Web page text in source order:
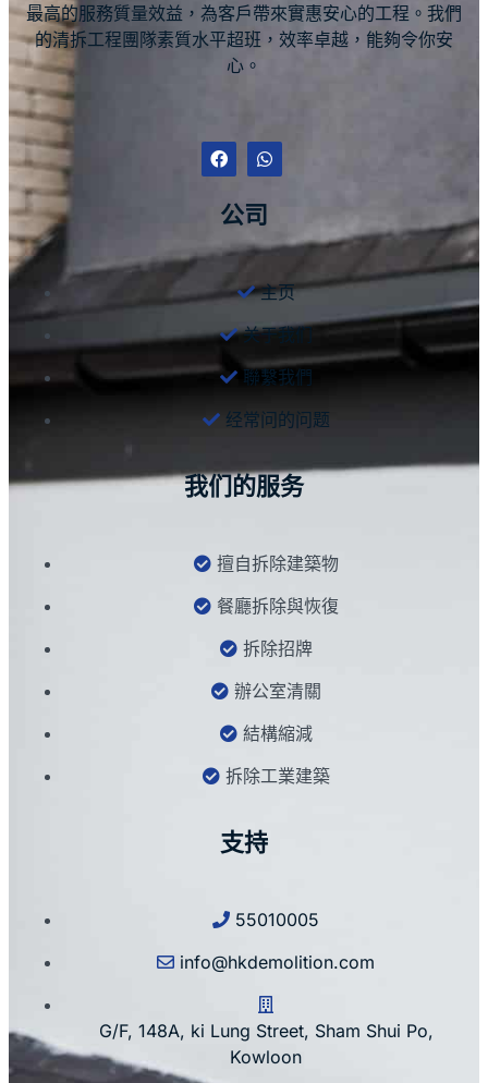
最高的服務質量效益，為客戶帶來實惠安心的工程。我們
的清拆工程團隊素質水平超班，效率卓越，能夠令你安
心。
公司
主页
关于我们
聯繫我們
经常问的问题
我们的服务
擅自拆除建築物
餐廳拆除與恢復
拆除招牌
辦公室清關
結構縮減
拆除工業建築
支持
55010005
info@hkdemolition.com
G/F, 148A, ki Lung Street, Sham Shui Po,
Kowloon